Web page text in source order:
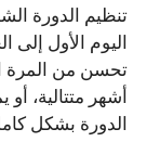
تنظيم الدورة
اليوم الأول إلى
أشهر متتالية،
الدورة بشكل